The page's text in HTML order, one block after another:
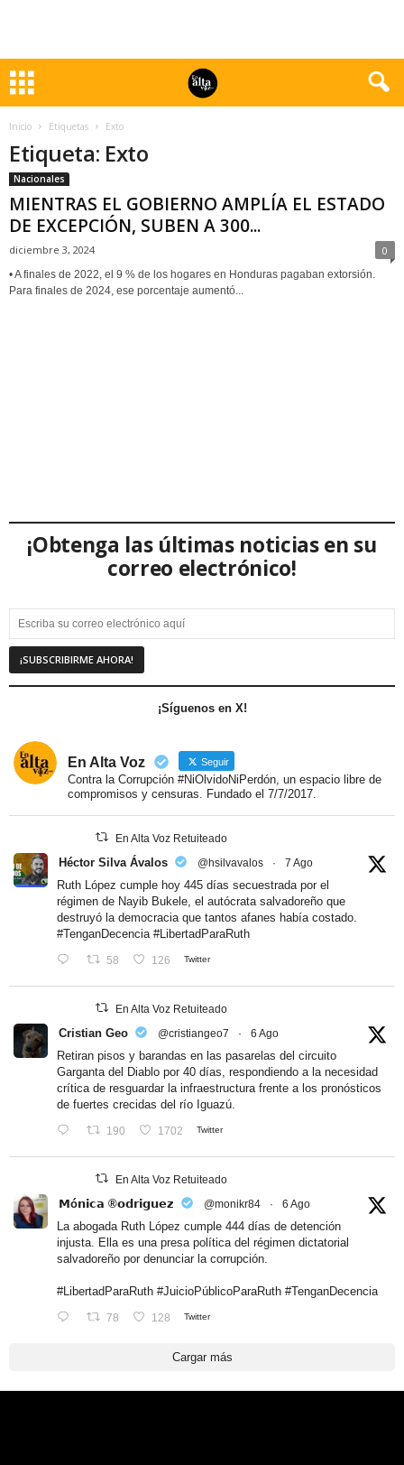
Inicio Etiquetas Exto
Etiqueta: Exto
Nacionales
MIENTRAS EL GOBIERNO AMPLÍA EL ESTADO
DE EXCEPCIÓN, SUBEN A 300...
diciembre 3, 2024 0
• A finales de 2022, el 9 % de los hogares en Honduras pagaban extorsión.
Para finales de 2024, ese porcentaje aumentó...
¡Obtenga las últimas noticias en su
correo electrónico!
¡Síguenos en X!
En Alta Voz Seguir
Contra la Corrupción #NiOlvidoNiPerdón, un espacio libre de
compromisos y censuras. Fundado el 7/7/2017.
En Alta Voz Retuiteado
Héctor Silva Ávalos @hsilvavalos · 7 Ago
Ruth López cumple hoy 445 días secuestrada por el
régimen de Nayib Bukele, el autócrata salvadoreño que
destruyó la democracia que tantos afanes había costado.
#TenganDecencia #LibertadParaRuth
58 126 Twitter
En Alta Voz Retuiteado
Cristian Geo @cristiangeo7 · 6 Ago
Retiran pisos y barandas en las pasarelas del circuito
Garganta del Diablo por 40 días, respondiendo a la necesidad
crítica de resguardar la infraestructura frente a los pronósticos
de fuertes crecidas del río Iguazú.
190 1702 Twitter
En Alta Voz Retuiteado
𝗠ó𝗻𝗶𝗰𝗮 ®𝗼𝗱𝗿𝗶𝗴𝘂𝗲𝘇 @monikr84 · 6 Ago
La abogada Ruth López cumple 444 días de detención
injusta. Ella es una presa política del régimen dictatorial
salvadoreño por denunciar la corrupción.
#LibertadParaRuth #JuicioPúblicoParaRuth #TenganDecencia
78 128 Twitter
Cargar más